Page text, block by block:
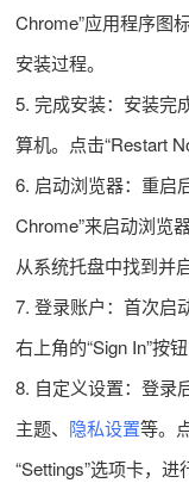
Chrome”应用程序图
安装过程。
5. 完成安装：安装完
算机。点击“Restart
6. 启动浏览器：重启
Chrome”来启动浏览
从系统托盘中找到并
7. 登录账户：首次启
右上角的“Sign In”按
8. 自定义设置：登录
主题、 隐私设置等。
“Settings”选项卡，进